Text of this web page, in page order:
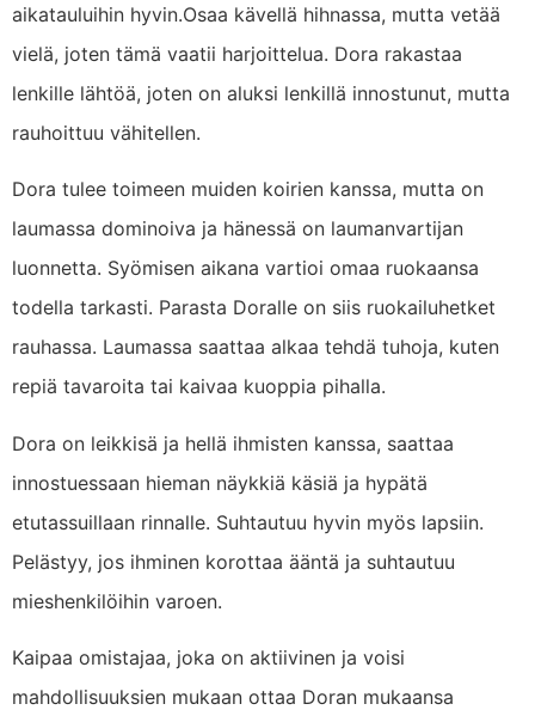
aikatauluihin hyvin.Osaa kävellä hihnassa, mutta vetää
vielä, joten tämä vaatii harjoittelua. Dora rakastaa
lenkille lähtöä, joten on aluksi lenkillä innostunut, mutta
rauhoittuu vähitellen.
Dora tulee toimeen muiden koirien kanssa, mutta on
laumassa dominoiva ja hänessä on laumanvartijan
luonnetta. Syömisen aikana vartioi omaa ruokaansa
todella tarkasti. Parasta Doralle on siis ruokailuhetket
rauhassa. Laumassa saattaa alkaa tehdä tuhoja, kuten
repiä tavaroita tai kaivaa kuoppia pihalla.
Dora on leikkisä ja hellä ihmisten kanssa, saattaa
innostuessaan hieman näykkiä käsiä ja hypätä
etutassuillaan rinnalle. Suhtautuu hyvin myös lapsiin.
Pelästyy, jos ihminen korottaa ääntä ja suhtautuu
mieshenkilöihin varoen.
Kaipaa omistajaa, joka on aktiivinen ja voisi
mahdollisuuksien mukaan ottaa Doran mukaansa